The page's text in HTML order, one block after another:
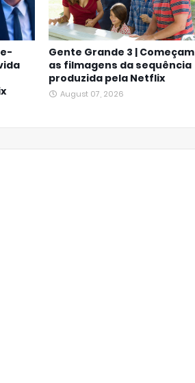
Gente Grande 3 | Começam
as filmagens da sequência
produzida pela Netflix
August 07, 2026